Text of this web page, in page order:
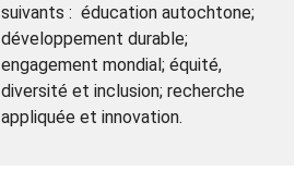
suivants : éducation autochtone;
développement durable;
engagement mondial; équité,
diversité et inclusion; recherche
appliquée et innovation.